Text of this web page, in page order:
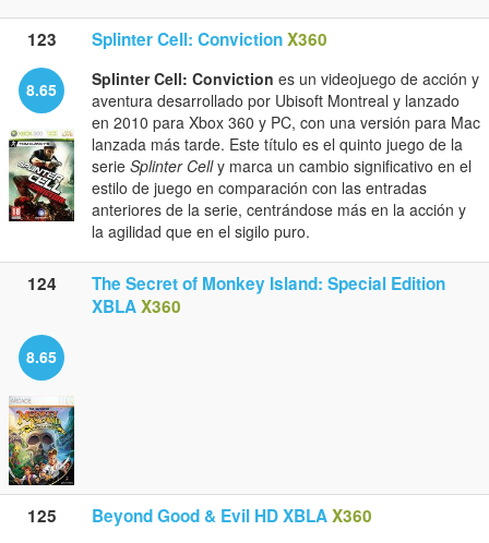
123 Splinter Cell: ConvictionX360
8.65 Splinter Cell: Conviction es un videojuego de acción y
aventura desarrollado por Ubisoft Montreal y lanzado
en 2010 para Xbox 360 y PC, con una versión para Mac
lanzada más tarde. Este título es el quinto juego de la
serie Splinter Celly marca un cambio significativo en el
estilo de juego en comparación con las entradas
anteriores de la serie, centrándose más en la acción y
la agilidad que en el sigilo puro.
124
The Secret of Monkey Island: Special Edition
XBLAX360
8.65
125 Beyond Good & Evil HD XBLAX360